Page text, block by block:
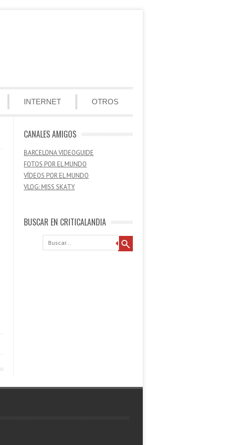
INTERNET OTROS
CANALES AMIGOS
BARCELONA VIDEOGUIDE
FOTOS POR EL MUNDO
VÍDEOS POR EL MUNDO
VLOG: MISS SKATY
BUSCAR EN CRITICALANDIA
Buscar